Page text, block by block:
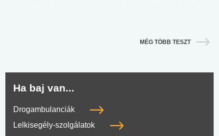
MÉG TÖBB TESZT
Ha baj van...
Drogambulanciák
Lelkisegély-szolgálatok